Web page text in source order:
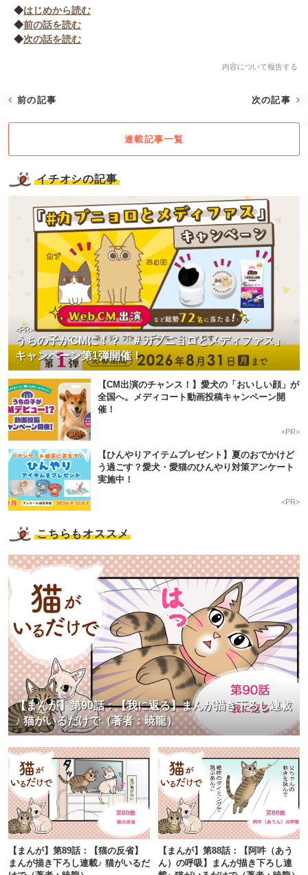
◆はじめから読む
◆前の話を読む
◆次の話を読む
内容について報告する
前の記事 次の記事
連載記事一覧
イチオシの記事
うちの子がCMに！？「＃カブニョロとメディファス」
キャンペーン第1弾開催！
<PR>
【CM出演のチャンス！】愛犬の「おいしい顔」が
全国へ。メディコート動画投稿キャンペーン開
催！
<PR>
【ひんやりアイテムプレゼント】夏のおでかけど
う過ごす？愛犬・愛猫のひんやり対策アンケート
実施中！
<PR>
こちらもオススメ
【まんが】第90話：【我に返る】まんが描き下ろし連載
♪ 猫がいるだけで（著者：暁龍）
【まんが】第89話：【猫の反省】
まんが描き下ろし連載♪ 猫がいるだ
【まんが】第88話：【阿吽（あう
ん）の呼吸】まんが描き下ろし連